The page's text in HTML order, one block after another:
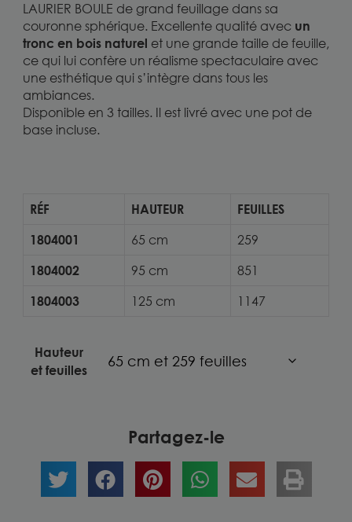
LAURIER BOULE de grand feuillage dans sa
couronne sphérique. Excellente qualité avec un
tronc en bois naturel et une grande taille de feuille,
ce qui lui confère un réalisme spectaculaire avec
une esthétique qui s’intègre dans tous les
ambiances.
Disponible en 3 tailles. Il est livré avec une pot de
base incluse.
RÉF HAUTEUR
FEUILLES
1804001
65 cm
259
1804002
95 cm
851
1804003
125 cm 1147
Hauteur
et feuilles
Partagez-le